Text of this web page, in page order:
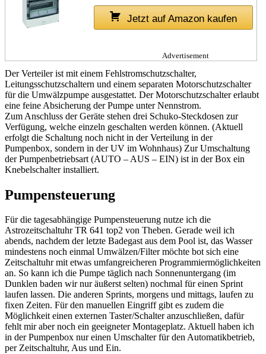
Jetzt auf Amazon kaufen
Advertisement
Der Verteiler ist mit einem Fehlstromschutzschalter,
Leitungsschutzschaltern und einem separaten Motorschutzschalter
für die Umwälzpumpe ausgestattet. Der Motorschutzschalter erlaubt
eine feine Absicherung der Pumpe unter Nennstrom.
Zum Anschluss der Geräte stehen drei Schuko-Steckdosen zur
Verfügung, welche einzeln geschalten werden können. (Aktuell
erfolgt die Schaltung noch nicht in der Verteilung in der
Pumpenbox, sondern in der UV im Wohnhaus) Zur Umschaltung
der Pumpenbetriebsart (AUTO – AUS – EIN) ist in der Box ein
Knebelschalter installiert.
Pumpensteuerung
Für die tagesabhängige Pumpensteuerung nutze ich die
Astrozeitschaltuhr TR 641 top2 von Theben. Gerade weil ich
abends, nachdem der letzte Badegast aus dem Pool ist, das Wasser
mindestens noch einmal Umwälzen/Filter möchte bot sich eine
Zeitschaltuhr mit etwas umfangreicheren Programmiermöglichkeiten
an. So kann ich die Pumpe täglich nach Sonnenuntergang (im
Dunklen baden wir nur äußerst selten) nochmal für einen Sprint
laufen lassen. Die anderen Sprints, morgens und mittags, laufen zu
fixen Zeiten. Für den manuellen Eingriff gibt es zudem die
Möglichkeit einen externen Taster/Schalter anzuschließen, dafür
fehlt mir aber noch ein geeigneter Montageplatz. Aktuell haben ich
in der Pumpenbox nur einen Umschalter für den Automatikbetrieb,
per Zeitschaltuhr, Aus und Ein.